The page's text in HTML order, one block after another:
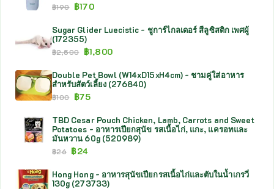
฿190 ฿170
Sugar Glider Luecistic - ชูการ์ไกลเดอร์ สีลูซิสติก เพศผู้
(172355)
฿2,500 ฿1,800
Double Pet Bowl (W14xD15xH4cm) - ชามคู่ใส่อาหาร
สำหรับสัตว์เลี้ยง (276840)
฿100 ฿75
TBD Cesar Pouch Chicken, Lamb, Carrots and Sweet
Potatoes - อาหารเปียกสุนัข รสเนื้อไก่, แกะ, แครอทและ
มันหวาน 60g (520989)
฿26 ฿24
Hong Hong - อาหารสุนัขเปียกรสเนื้อไก่และตับในน้ำเกรวี่
130g (273733)